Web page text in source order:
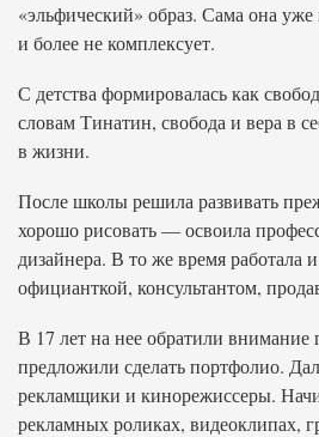
«эльфический» образ. Сама она
и более не комплексует.
С детства формировалась как
словам Тинатин, свобода и вера в
в жизни.
После школы решила развивать
хорошо рисовать — освоила
дизайнера. В то же время работала
официанткой, консультантом,
В 17 лет на нее обратили внимание
предложили сделать портфолио.
рекламщики и кинорежиссеры.
рекламных роликах, видеоклипах,